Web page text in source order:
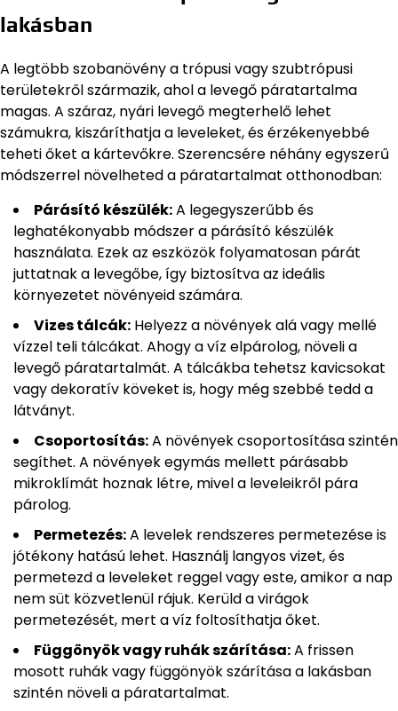
lakásban
A legtöbb szobanövény a trópusi vagy szubtrópusi
területekről származik, ahol a levegő páratartalma
magas. A száraz, nyári levegő megterhelő lehet
számukra, kiszáríthatja a leveleket, és érzékenyebbé
teheti őket a kártevőkre. Szerencsére néhány egyszerű
módszerrel növelheted a páratartalmat otthonodban:
Párásító készülék:A legegyszerűbb és
leghatékonyabb módszer a párásító készülék
használata. Ezek az eszközök folyamatosan párát
juttatnak a levegőbe, így biztosítva az ideális
környezetet növényeid számára.
Vizes tálcák: Helyezz a növények alá vagy mellé
vízzel teli tálcákat. Ahogy a víz elpárolog, növeli a
levegő páratartalmát. A tálcákba tehetsz kavicsokat
vagy dekoratív köveket is, hogy még szebbé tedd a
látványt.
Csoportosítás:A növények csoportosítása szintén
segíthet. A növények egymás mellett párásabb
mikroklímát hoznak létre, mivel a leveleikről pára
párolog.
Permetezés:A levelek rendszeres permetezése is
jótékony hatású lehet. Használj langyos vizet, és
permetezd a leveleket reggel vagy este, amikor a nap
nem süt közvetlenül rájuk. Kerüld a virágok
permetezését, mert a víz foltosíthatja őket.
Függönyök vagy ruhák szárítása:A frissen
mosott ruhák vagy függönyök szárítása a lakásban
szintén növeli a páratartalmat.